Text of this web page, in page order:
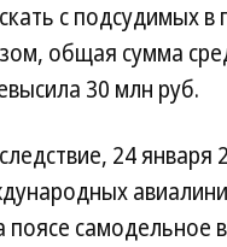
с подсудимых
общая сумма
30 млн руб.
24
самодельное